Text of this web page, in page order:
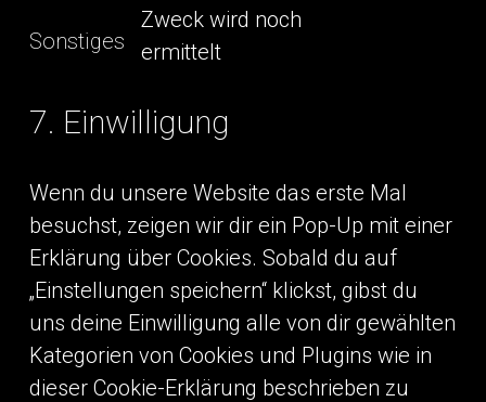
Sonstiges
Zweck wird noch
ermittelt
7. Einwilligung
Wenn du unsere Website das erste Mal
besuchst, zeigen wir dir ein Pop-Up mit einer
Erklärung über Cookies. Sobald du auf
„Einstellungen speichern“ klickst, gibst du
uns deine Einwilligung alle von dir gewählten
Kategorien von Cookies und Plugins wie in
dieser Cookie-Erklärung beschrieben zu